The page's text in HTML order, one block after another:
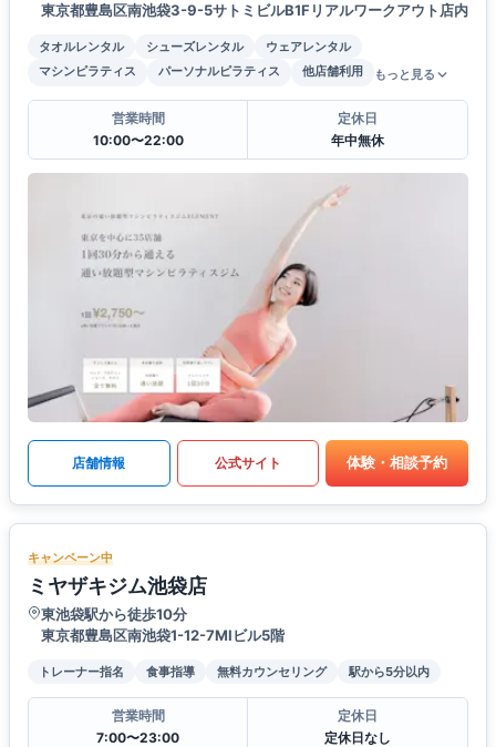
東京都豊島区南池袋3-9-5サトミビルB1Fリアルワークアウト店内
タオルレンタル シューズレンタル
ウェアレンタル
マシンピラティス
パーソナルピラティス 他店舗利用 もっと見る
営業時間
10:00〜22:00
定休日
年中無休
店舗情報 公式サイト 体験・相談予約
キャンペーン中
ミヤザキジム池袋店
東池袋駅から徒歩10分
東京都豊島区南池袋1-12-7MIビル5階
トレーナー指名 食事指導 無料カウンセリング 駅から5分以内
営業時間
7:00〜23:00
定休日
定休日なし